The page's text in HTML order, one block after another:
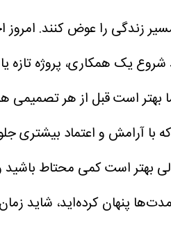
زندگی را عوض کنند. امروز
یک همکاری، پروژه تازه
است قبل از هر تصمیمی
با آرامش و اعتماد بیشتری
بهتر است کمی محتاط باشید
پنهان کرده‌اید، شاید